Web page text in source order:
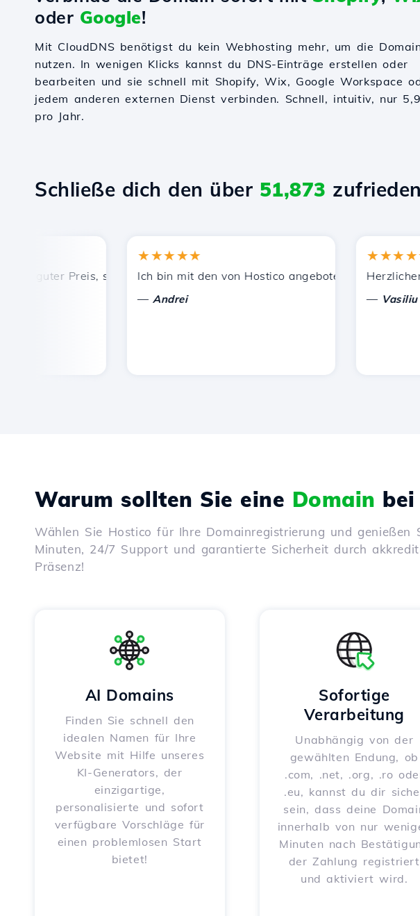
oder Google!
Mit CloudDNS benötigst du kein Webhosting mehr, um die
nutzen. In wenigen Klicks kannst du DNS-Einträge erstellen oder
bearbeiten und sie schnell mit Shopify, Wix, Google Workspace
jedem anderen externen Dienst verbinden. Schnell, intuitiv, nur
pro Jahr.
Schließe dich den über 51,873
guter Preis, schnelle und effiziente technische Unterstützung.
★★★★★
Ich bin mit den von Hostico angebotenen
Andrei
★★★★★
Herzlichen
Vasiliu
Warum sollten Sie eine Domain
Wählen Sie Hostico für Ihre Domainregistrierung und
Minuten, 24/7 Support und garantierte Sicherheit durch
Präsenz!
AI Domains
Finden Sie schnell den
idealen Namen für Ihre
Website mit Hilfe unseres
KI-Generators, der
einzigartige,
personalisierte und sofort
verfügbare Vorschläge für
einen problemlosen Start
bietet!
Sofortige
Verarbeitung
Unabhängig von der
gewählten Endung, ob
.com, .net, .org, .ro
.eu, kannst du dir
sein, dass deine
innerhalb von nur
Minuten nach
der Zahlung registriert
und aktiviert wird.